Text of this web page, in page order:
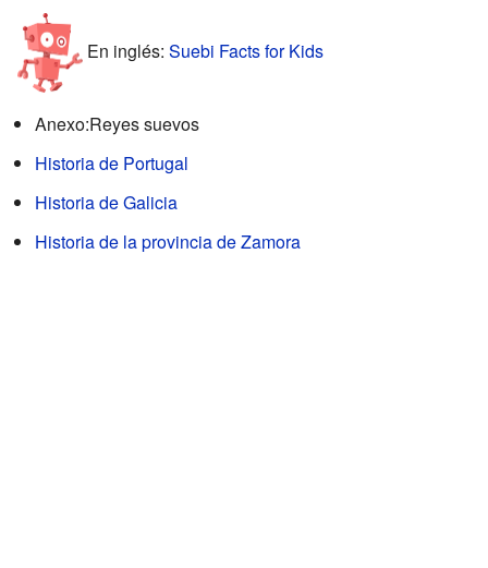
En inglés: Suebi Facts for Kids
Anexo:Reyes suevos
Historia de Portugal
Historia de Galicia
Historia de la provincia de Zamora